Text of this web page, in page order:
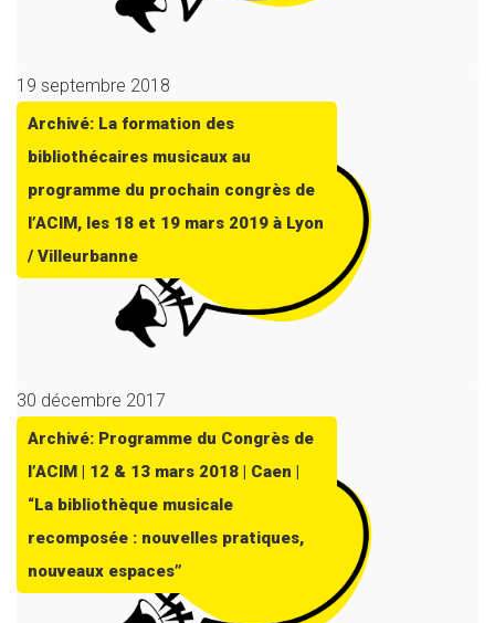
19 septembre 2018
Archivé: La formation des
bibliothécaires musicaux au
programme du prochain congrès de
l’ACIM, les 18 et 19 mars 2019 à Lyon
/ Villeurbanne
30 décembre 2017
Archivé: Programme du Congrès de
l’ACIM | 12 & 13 mars 2018 | Caen |
“La bibliothèque musicale
recomposée : nouvelles pratiques,
nouveaux espaces”